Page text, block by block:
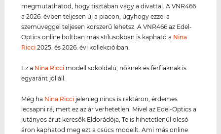
megmutathatod, hogy tisztában vagy a divattal. A VNR466
a 2026. évben teljesen új a piacon, úgyhogy ezzel a
szemüveggel teljesen korszerű lehetsz. A VNR466 az Edel-
Optics online boltban más stílusokban is kapható a Nina
Ricci 2025. és 2026. évi kollekcióiban.
Ez a Nina Ricci modell sokoldalú, nőknek és férfiaknak is
egyaránt jól áll.
Még ha Nina Ricci jelenleg nincs is raktáron, érdemes
lecsapni rá, mert ez az ár verhetetlen. Mivel az Edel-Optics a
jutányos árut keresők Eldorádója, Te is hihetetlenül olcsó
áron kaphatod meg ezt a csúcs modellt. Ami más online